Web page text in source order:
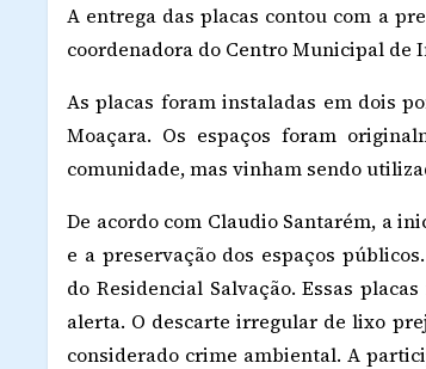
A entrega das placas contou com a
coordenadora do Centro Municipal de
As placas foram instaladas em dois
Moaçara. Os espaços foram
comunidade, mas vinham sendo
De acordo com Claudio Santarém, a
e a preservação dos espaços
do Residencial Salvação. Essas
alerta. O descarte irregular de lixo
considerado crime ambiental. A